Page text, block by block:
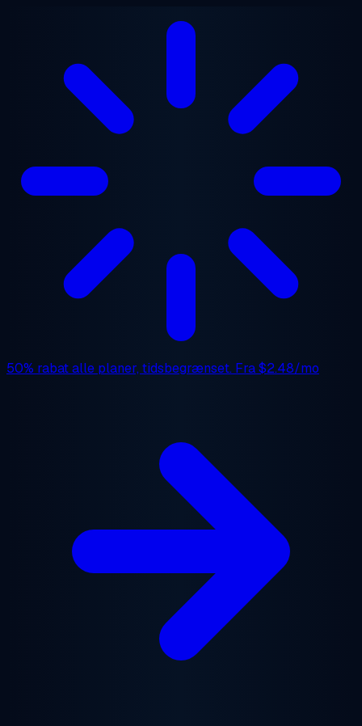
50% rabatalle planer, tidsbegrænset. Fra$2.48/mo